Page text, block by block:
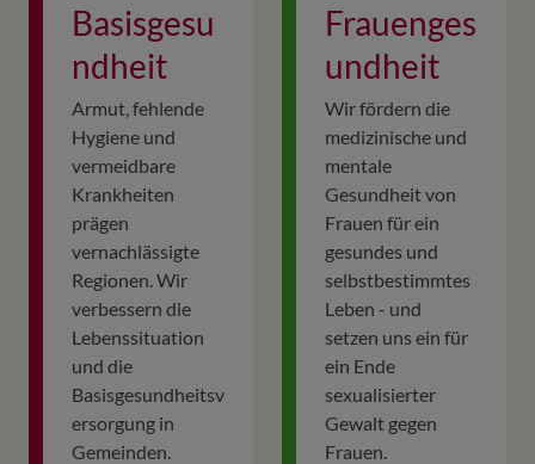
Basisgesu
ndheit
Armut, fehlende
Hygiene und
vermeidbare
Krankheiten
prägen
vernachlässigte
Regionen. Wir
verbessern die
Lebenssituation
und die
Basisgesundheitsv
ersorgung in
Gemeinden.
Frauenges
undheit
Wir fördern die
medizinische und
mentale
Gesundheit von
Frauen für ein
gesundes und
selbstbestimmtes
Leben - und
setzen uns ein für
ein Ende
sexualisierter
Gewalt gegen
Frauen.